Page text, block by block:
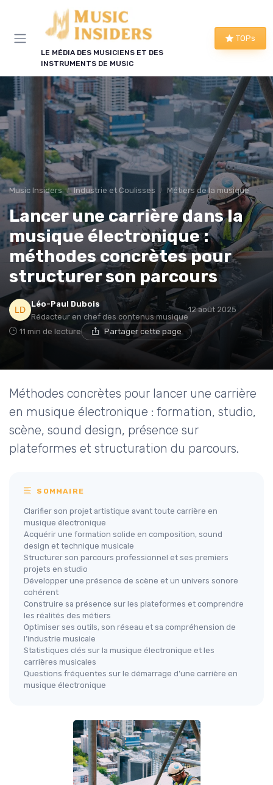
LE MÉDIA DES MUSICIENS ET DES
INSTRUMENTS DE MUSIC
TOPs
Music Insiders Industrie et Coulisses Métiers de la musique
Lancer une carrière dans la
musique électronique :
méthodes concrètes pour
structurer son parcours
Léo-Paul Dubois
Rédacteur en chef des contenus musique
12 août 2025
11 min de lecture Partager cette page
Méthodes concrètes pour lancer une carrière
en musique électronique : formation, studio,
scène, sound design, présence sur
plateformes et structuration du parcours.
SOMMAIRE
Clarifier son projet artistique avant toute carrière en
musique électronique
Acquérir une formation solide en composition, sound
design et technique musicale
Structurer son parcours professionnel et ses premiers
projets en studio
Développer une présence de scène et un univers sonore
cohérent
Construire sa présence sur les plateformes et comprendre
les réalités des métiers
Optimiser ses outils, son réseau et sa compréhension de
l’industrie musicale
Statistiques clés sur la musique électronique et les
carrières musicales
Questions fréquentes sur le démarrage d’une carrière en
musique électronique
Panneau de gestion des cookies